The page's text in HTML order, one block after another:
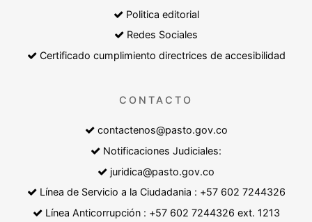
Politica editorial
Redes Sociales
Certificado cumplimiento directrices de accesibilidad
CONTACTO
contactenos@pasto.gov.co
Notificaciones Judiciales:
juridica@pasto.gov.co
Línea de Servicio a la Ciudadania : +57 602 7244326
Línea Anticorrupción : +57 602 7244326 ext. 1213